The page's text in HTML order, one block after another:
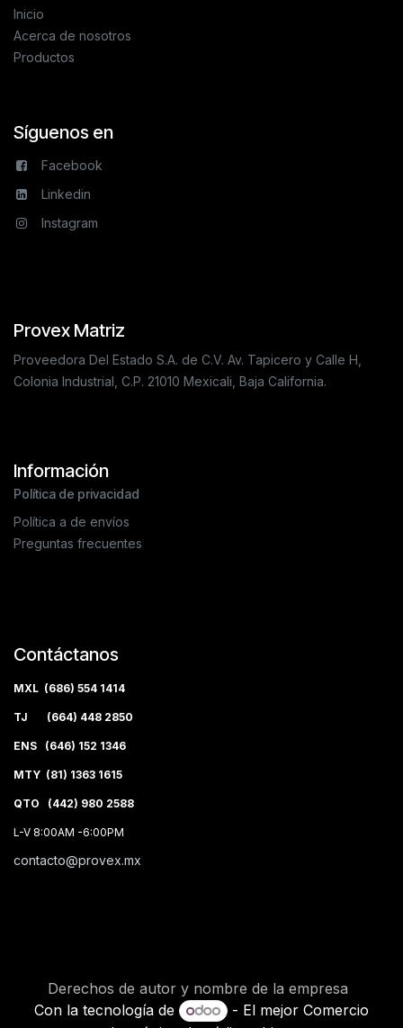
Inicio
Acerca de nosotros
Productos
Síguenos en
Facebook
Linkedin
Instagram
Provex Matriz
Proveedora Del Estado S.A. de C.V. Av. Tapicero y Calle H,
Colonia Industrial, C.P. 21010 Mexicali, Baja California.
Información
Política de privacidad
Política a de envíos
Preguntas frecuentes
Contáctanos
MXL (686) 554 1414
TJ (664) 448 2850
ENS (646) 152 1346
MTY (81) 1363 1615
QTO (442) 980 2588
L-V 8:00AM -6:00PM
contacto@provex.mx
Derechos de autor y nombre de la empresa
Con la tecnología de
- El mejorComercio